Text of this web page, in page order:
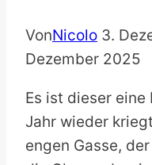
VonNicolo 3.
Dezember 2025
Es ist dieser
Jahr wieder
engen Gasse,